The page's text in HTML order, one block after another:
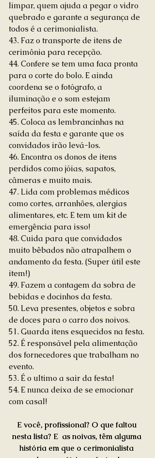
limpar, quem ajuda a pegar o vidro
quebrado e garante a segurança de
todos é a cerimonialista.
43. Faz o transporte de itens de
cerimônia para recepção.
44. Confere se tem uma faca pronta
para o corte do bolo. E ainda
coordena se o fotógrafo, a
iluminação e o som estejam
perfeitos para este momento.
45. Coloca as lembrancinhas na
saída da festa e garante que os
convidados irão levá-los.
46. Encontra os donos de itens
perdidos como jóias, sapatos,
câmeras e muito mais.
47. Lida com problemas médicos
como cortes, arranhões, alergias
alimentares, etc. E tem um kit de
emergência para isso!
48. Cuida para que convidados
muito bêbados não atrapalhem o
andamento da festa. (Super útil este
item!)
49. Fazem a contagem da sobra de
bebidas e docinhos da festa.
50. Leva presentes, objetos e sobra
de doces para o carro dos noivos.
51. Guarda itens esquecidos na festa.
52. É responsável pela alimentação
dos fornecedores que trabalham no
evento.
53. É o ultimo a sair da festa!
54. E nunca deixa de se emocionar
com casal!
E você, profissional? O que faltou
nesta lista? E  as noivas, têm alguma
história em que o cerimonialista